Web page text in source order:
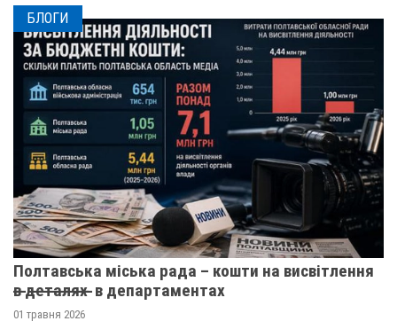
БЛОГИ
Полтавська міська рада – кошти на висвітлення
в̶ ̶д̶е̶т̶а̶л̶я̶х̶ ̶ в департаментах
01 травня 2026